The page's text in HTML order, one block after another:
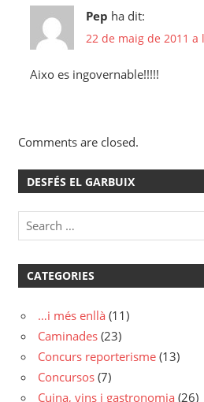
Pep ha dit:
22 de maig de 2011 a
Aixo es ingovernable!!!!!
Comments are closed.
DESFÉS EL GARBUIX
CATEGORIES
…i més enllà (11)
Caminades (23)
Concurs reporterisme (13)
Concursos (7)
Cuina, vins i gastronomia (26)